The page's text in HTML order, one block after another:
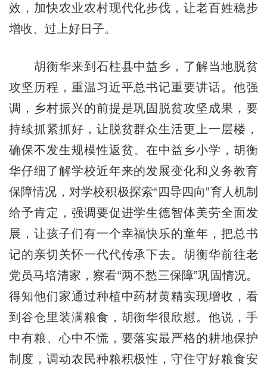
效，加快农业农村现代化步伐，让老百姓稳步
增收、过上好日子。
胡衡华来到石柱县中益乡，了解当地脱贫
攻坚历程，重温习近平总书记重要讲话。他强
调，乡村振兴的前提是巩固脱贫攻坚成果，要
持续抓紧抓好，让脱贫群众生活更上一层楼，
确保不发生规模性返贫。在中益乡小学，胡衡
华仔细了解学校近年来的发展变化和义务教育
保障情况，对学校积极探索“四导四向”育人机制
给予肯定，强调要促进学生德智体美劳全面发
展，让孩子们有一个幸福快乐的童年，把总书
记的亲切关怀一代代传承下去。胡衡华前往老
党员马培清家，察看“两不愁三保障”巩固情况。
得知他们家通过种植中药材黄精实现增收，看
到谷仓里装满粮食，胡衡华很欣慰。他说，手
中有粮、心中不慌，要落实最严格的耕地保护
制度，调动农民种粮积极性，守住守好粮食安